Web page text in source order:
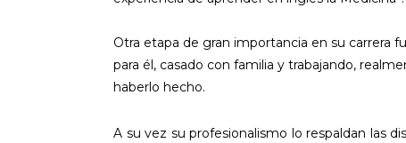
Otra etapa de gran importancia en su carrera
para él, casado con familia y trabajando,
haberlo hecho.
A su vez su profesionalismo lo respaldan las